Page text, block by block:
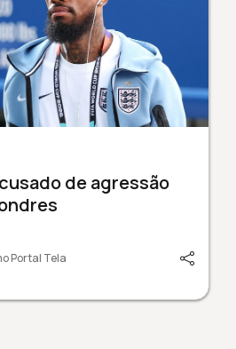
de agressão
Portal Tela